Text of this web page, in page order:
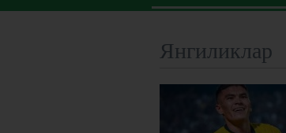
Янгиликлар